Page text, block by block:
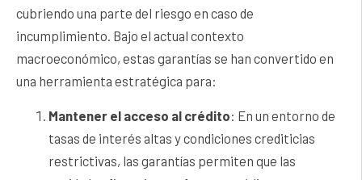
cubriendo una parte del riesgo en caso de
incumplimiento. Bajo el actual contexto
macroeconómico, estas garantías se han convertido en
una herramienta estratégica para:
Mantener el acceso al crédito: En un entorno de
tasas de interés altas y condiciones crediticias
restrictivas, las garantías permiten que las